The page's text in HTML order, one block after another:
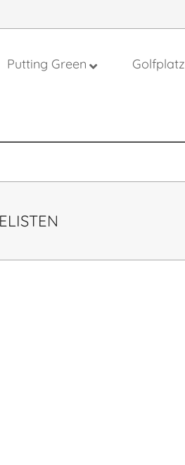
Putting Green Golfplatz